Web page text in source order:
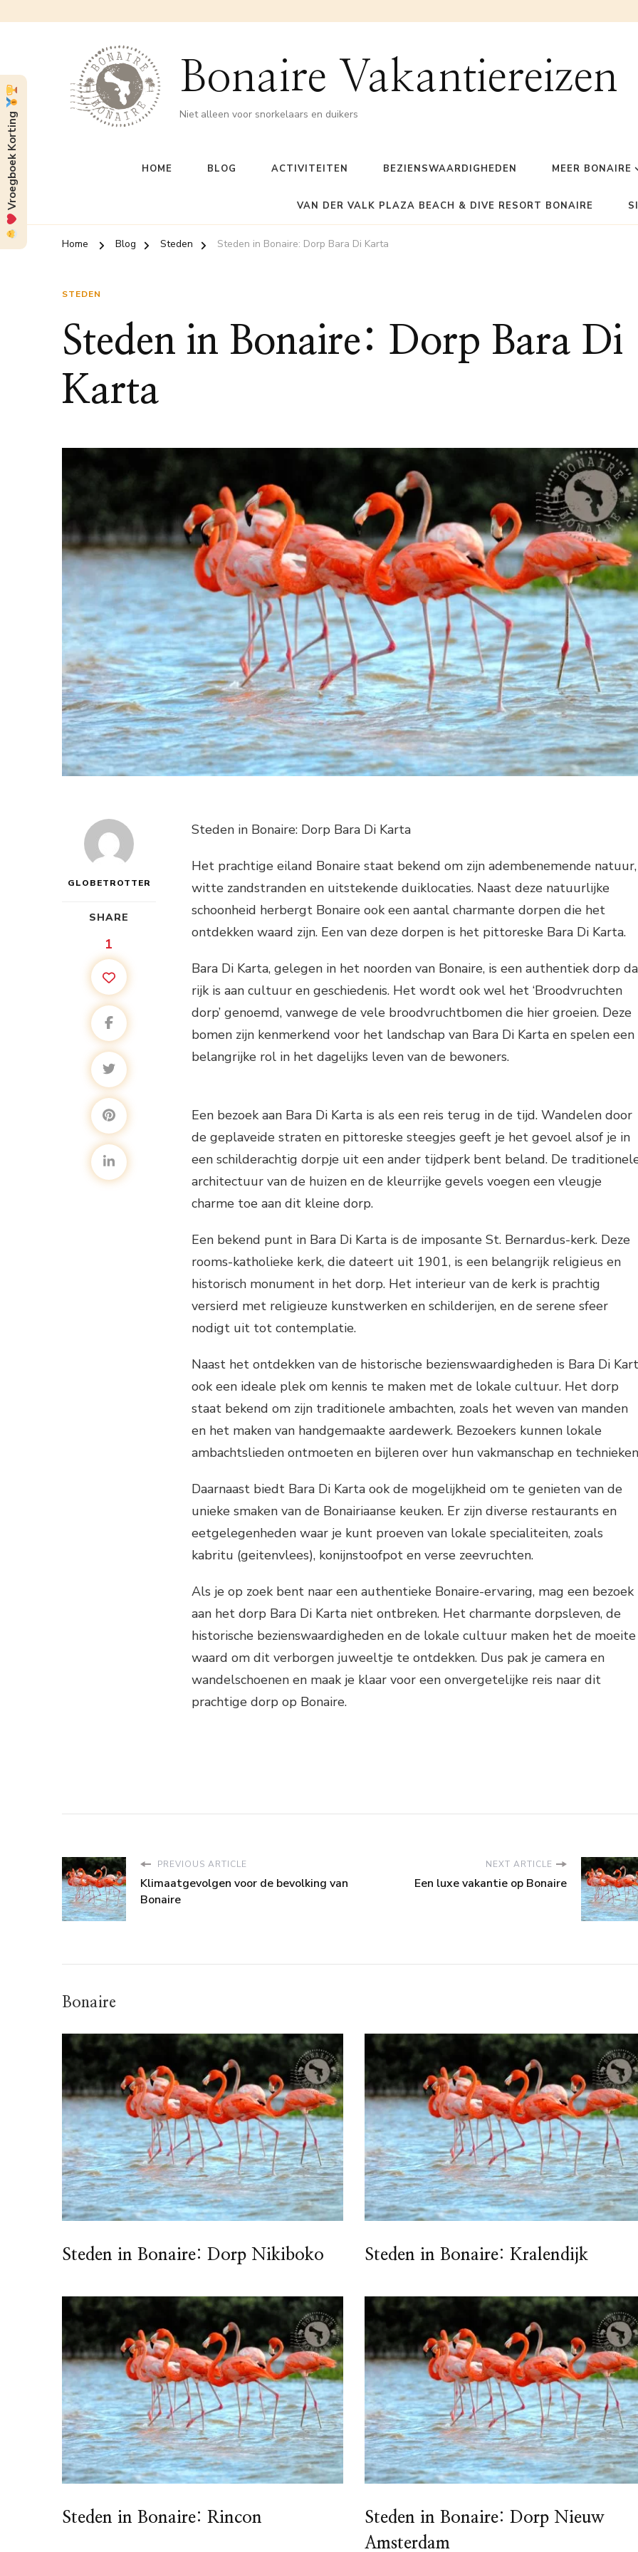
Bonaire Vakantiereizen
Niet alleen voor snorkelaars en duikers
HOME BLOG ACTIVITEITEN BEZIENSWAARDIGHEDEN MEER BONAIRE
VAN DER VALK PLAZA BEACH & DIVE RESORT BONAIRE
Home Blog Steden Steden in Bonaire: Dorp Bara Di Karta
STEDEN
Steden in Bonaire: Dorp Bara Di
Karta
GLOBETROTTER
SHARE
1
Steden in Bonaire: Dorp Bara Di Karta
Het prachtige eiland Bonaire staat bekend om zijn adembenemende natuur,
witte zandstranden en uitstekende duiklocaties. Naast deze natuurlijke
schoonheid herbergt Bonaire ook een aantal charmante dorpen die het
ontdekken waard zijn. Een van deze dorpen is het pittoreske Bara Di Karta.
Bara Di Karta, gelegen in het noorden van Bonaire, is een authentiek dorp
rijk is aan cultuur en geschiedenis. Het wordt ook wel het ‘Broodvruchten
dorp’ genoemd, vanwege de vele broodvruchtbomen die hier groeien. Deze
bomen zijn kenmerkend voor het landschap van Bara Di Karta en spelen een
belangrijke rol in het dagelijks leven van de bewoners.
Een bezoek aan Bara Di Karta is als een reis terug in de tijd. Wandelen door
de geplaveide straten en pittoreske steegjes geeft je het gevoel alsof je in
een schilderachtig dorpje uit een ander tijdperk bent beland. De
architectuur van de huizen en de kleurrijke gevels voegen een vleugje
charme toe aan dit kleine dorp.
Een bekend punt in Bara Di Karta is de imposante St. Bernardus-kerk. Deze
rooms-katholieke kerk, die dateert uit 1901, is een belangrijk religieus en
historisch monument in het dorp. Het interieur van de kerk is prachtig
versierd met religieuze kunstwerken en schilderijen, en de serene sfeer
nodigt uit tot contemplatie.
Naast het ontdekken van de historische bezienswaardigheden is Bara Di
ook een ideale plek om kennis te maken met de lokale cultuur. Het dorp
staat bekend om zijn traditionele ambachten, zoals het weven van manden
en het maken van handgemaakte aardewerk. Bezoekers kunnen lokale
ambachtslieden ontmoeten en bijleren over hun vakmanschap en
Daarnaast biedt Bara Di Karta ook de mogelijkheid om te genieten van de
unieke smaken van de Bonairiaanse keuken. Er zijn diverse restaurants en
eetgelegenheden waar je kunt proeven van lokale specialiteiten, zoals
kabritu (geitenvlees), konijnstoofpot en verse zeevruchten.
Als je op zoek bent naar een authentieke Bonaire-ervaring, mag een bezoek
aan het dorp Bara Di Karta niet ontbreken. Het charmante dorpsleven, de
historische bezienswaardigheden en de lokale cultuur maken het de moeite
waard om dit verborgen juweeltje te ontdekken. Dus pak je camera en
wandelschoenen en maak je klaar voor een onvergetelijke reis naar dit
prachtige dorp op Bonaire.
PREVIOUS ARTICLE
Klimaatgevolgen voor de bevolking van
Bonaire
NEXT ARTICLE
Een luxe vakantie op Bonaire
Bonaire
Steden in Bonaire: Dorp Nikiboko Steden in Bonaire: Kralendijk
Steden in Bonaire: Rincon
Steden in Bonaire: Dorp Nieuw
Amsterdam
Vroegboek Korting